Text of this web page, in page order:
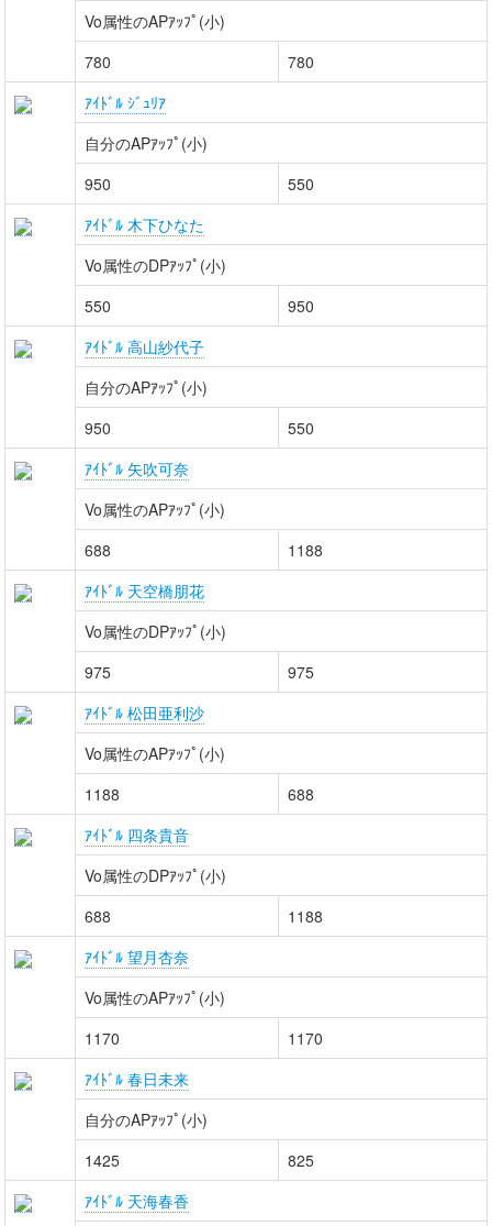
Vo属性のAPｱｯﾌﾟ(小)
780
780
ｱｲﾄﾞﾙ ｼﾞｭﾘｱ
自分のAPｱｯﾌﾟ(小)
950
550
ｱｲﾄﾞﾙ 木下ひなた
Vo属性のDPｱｯﾌﾟ(小)
550
950
ｱｲﾄﾞﾙ 高山紗代子
自分のAPｱｯﾌﾟ(小)
950
550
ｱｲﾄﾞﾙ 矢吹可奈
Vo属性のAPｱｯﾌﾟ(小)
688
1188
ｱｲﾄﾞﾙ 天空橋朋花
Vo属性のDPｱｯﾌﾟ(小)
975
975
ｱｲﾄﾞﾙ 松田亜利沙
Vo属性のAPｱｯﾌﾟ(小)
1188
688
ｱｲﾄﾞﾙ 四条貴音
Vo属性のDPｱｯﾌﾟ(小)
688
1188
ｱｲﾄﾞﾙ 望月杏奈
Vo属性のAPｱｯﾌﾟ(小)
1170
1170
ｱｲﾄﾞﾙ 春日未来
自分のAPｱｯﾌﾟ(小)
1425
825
ｱｲﾄﾞﾙ 天海春香